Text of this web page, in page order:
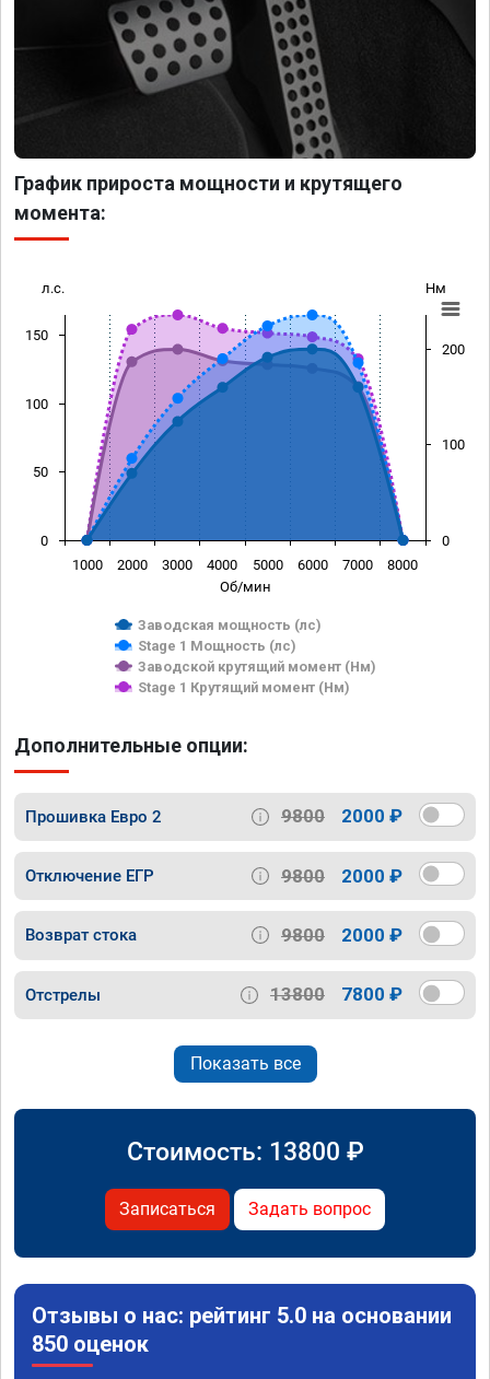
График прироста мощности и крутящего
момента:
Об/мин
л.с. Нм
Заводская мощность (лс)
Stage 1 Мощность (лс)
Заводской крутящий момент (Нм)
Stage 1 Крутящий момент (Нм)
1000 2000 3000 4000 5000 6000 7000 8000
0
50
100
150
0
100
200
Дополнительные опции:
Прошивка Евро 2 9800 2000 ₽
Отключение ЕГР 9800 2000 ₽
Возврат стока 9800 2000 ₽
Отстрелы 13800 7800 ₽
Показать все
Стоимость: 13800 ₽
Записаться Задать вопрос
Отзывы о нас: рейтинг 5.0 на основании
850 оценок